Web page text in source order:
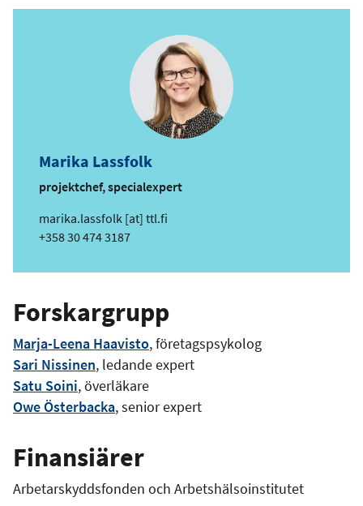
Marika Lassfolk
projektchef, specialexpert
e
-
o
t
marika.lassfolk [at] ttl.fi
Telefon
+358 30 474 3187
Forskargrupp
Marja-Leena Haavisto, företagspsykolog
Sari Nissinen, ledande expert
Satu Soini, överläkare
Owe Österbacka, senior expert
Finansiärer
Arbetarskyddsfonden och Arbetshälsoinstitutet